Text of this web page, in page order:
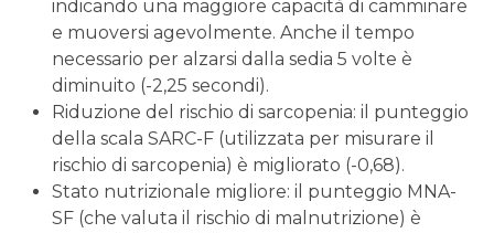
indicando una maggiore capacità di camminare
e muoversi agevolmente. Anche il tempo
necessario per alzarsi dalla sedia 5 volte è
diminuito (-2,25 secondi).
Riduzione del rischio di sarcopenia: il punteggio
della scala SARC-F (utilizzata per misurare il
rischio di sarcopenia) è migliorato (-0,68).
Stato nutrizionale migliore: il punteggio MNA-
SF (che valuta il rischio di malnutrizione) è